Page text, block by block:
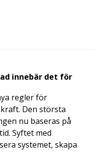
innebär det för
regler för
Den största
nu baseras på
Syftet med
systemet, skapa